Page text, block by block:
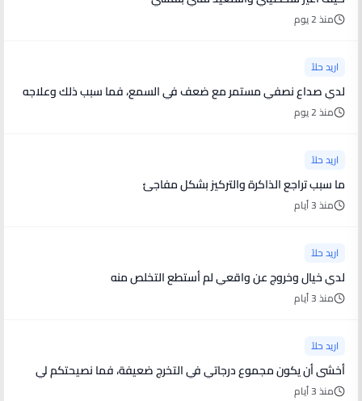
منذ 2 يوم
اريد حلاً
لدي صداع نصفي مستمر مع ضعف في السمع، فما سبب ذلك وعلاجه
منذ 2 يوم
اريد حلاً
ما سبب تراجع الذاكرة والتركيز بشكل مفاجئ
منذ 3 أيام
اريد حلاً
لدي خيال وخروج عن واقعي لم أستطع التخلص منه
منذ 3 أيام
اريد حلاً
أخشى أن يكون مجموع درجاتي في التخرج ضعيفة، فما نصيحتكم لي
منذ 3 أيام